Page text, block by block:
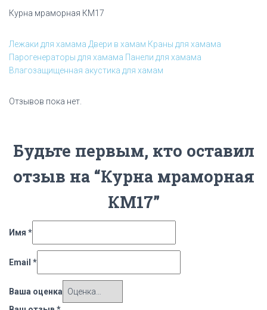
Курна мраморная КМ17
Лежаки для хамама Двери в хамам Краны для хамама
Парогенераторы для хамама Панели для хамама
Влагозащищенная акустика для хамам
Отзывов пока нет.
Будьте первым, кто оставил
отзыв на “Курна мраморная
КМ17”
Имя *
Email *
Ваша оценка